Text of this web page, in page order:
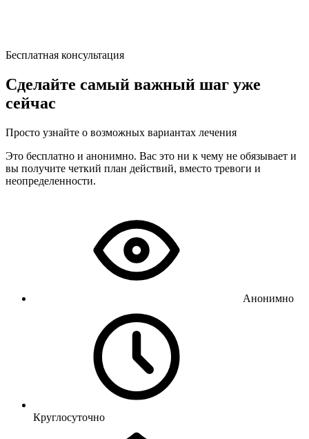
Бесплатная консультация
Сделайте самый важный шаг уже
сейчас
Просто узнайте о возможных вариантах лечения
Это бесплатно и анонимно. Вас это ни к чему не обязывает и
вы получите четкий план действий, вместо тревоги и
неопределенности.
Анонимно
Круглосуточно